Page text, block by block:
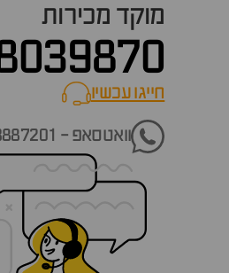
מוקד מכירות
חייגו עכשיוcall now
וואטסאפ - 054-3887201